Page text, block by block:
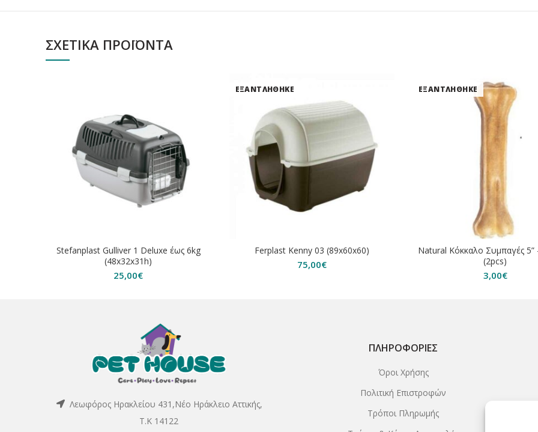
ΣΧΕΤΙΚΆ ΠΡΟΪΌΝΤΑ
Stefanplast Gulliver 1 Deluxe έως 6kg
(48x32x31h)
25,00€
ΕΞΑΝΤΛΗΘΗΚΕ
Ferplast Kenny 03 (89x60x60)
75,00€
ΕΞΑΝΤΛΗΘΗΚΕ
Natural Κόκκαλο Συμπαγές 5”
(2pcs)
3,00€
Λεωφόρος Ηρακλείου 431,Νέο Ηράκλειο Αττικής,
Τ.Κ 14122
ΠΛΗΡΟΦΟΡΊΕΣ
Όροι Χρήσης
Πολιτική Επιστροφών
Τρόποι Πληρωμής